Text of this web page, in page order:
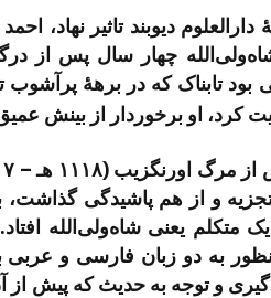
دیوبند تاثیر نهاد،
بود تابناک که در برهۀ
او برخوردار از بینش
و از هم پاشیدگی گذاشت،
متکلم یعنی شاه‌­ولی‌­الله
به دو زبان فارسی و
و توجه به حدیث که پیش